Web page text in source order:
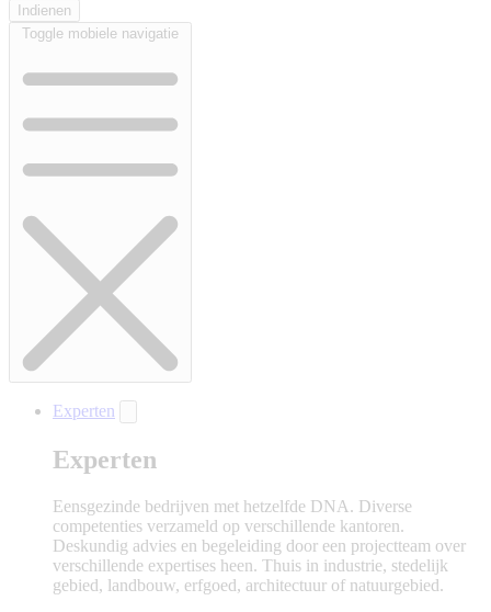
Toggle mobiele navigatie
Experten
Experten
Eensgezinde bedrijven met hetzelfde DNA. Diverse
competenties verzameld op verschillende kantoren.
Deskundig advies en begeleiding door een projectteam over
verschillende expertises heen. Thuis in industrie, stedelijk
gebied, landbouw, erfgoed, architectuur of natuurgebied.